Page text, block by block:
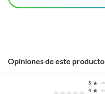
Opiniones de este producto
4
5